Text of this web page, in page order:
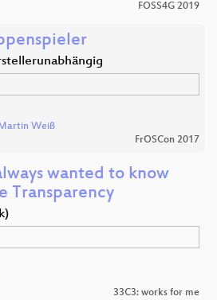
FOSS4G 2019
Weiß
FrOSCon 2017
wanted to know
Transparency
33C3: works for me